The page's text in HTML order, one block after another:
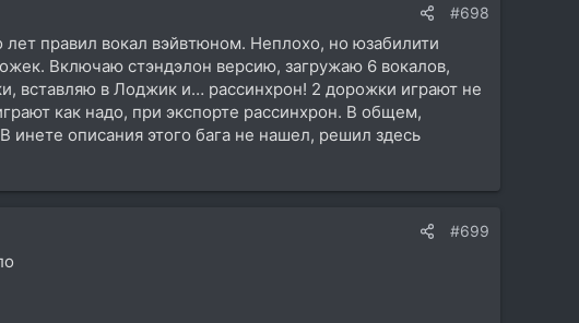
#698
правил вокал вэйвтюном. Неплохо, но юзабилити
Включаю стэндэлон версию, загружаю 6 вокалов,
вставляю в Лоджик и… рассинхрон! 2 дорожки играют не
как надо, при экспорте рассинхрон. В общем,
инете описания этого бага не нашел, решил здесь
#699